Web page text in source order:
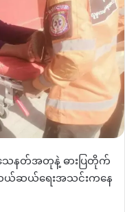
သေနတ်အတုနဲ့ ဓားပြတိုက်
ယ်ဆယ်ရေးအသင်းကနေ